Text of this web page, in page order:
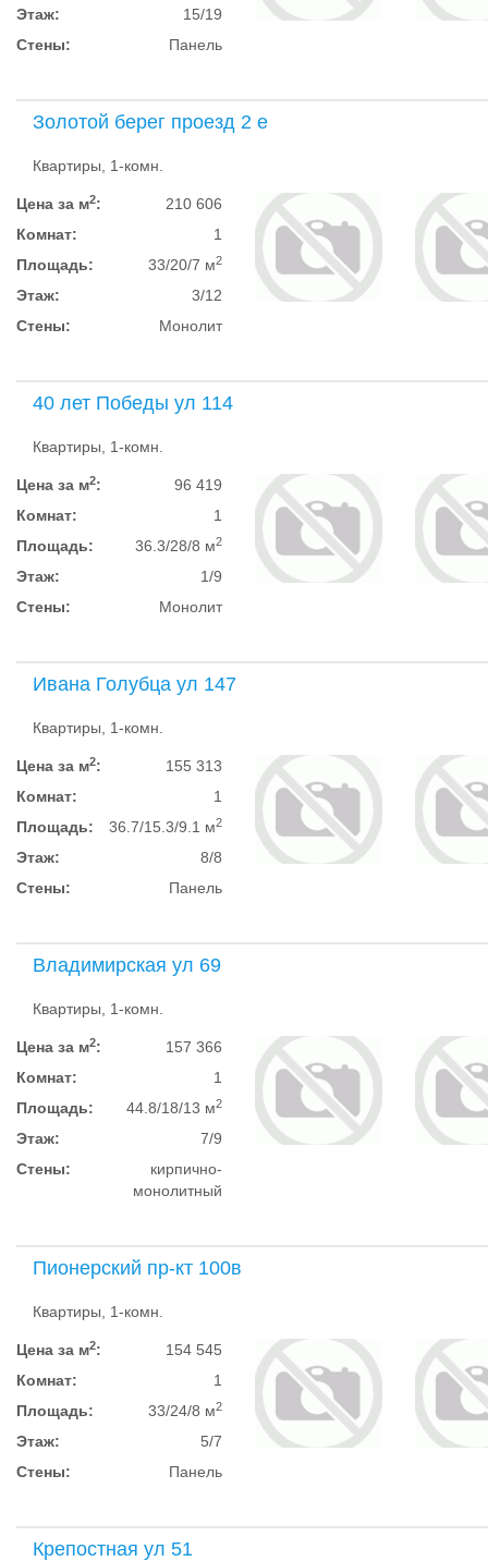
Этаж:
15/19
Стены:
Панель
Золотой берег проезд 2 е
Квартиры, 1-комн.
Цена за м2:
210 606
Комнат:
1
Площадь:
33/20/7 м2
Этаж:
3/12
Стены:
Монолит
40 лет Победы ул 114
Квартиры, 1-комн.
Цена за м2:
96 419
Комнат:
1
Площадь:
36.3/28/8 м2
Этаж:
1/9
Стены:
Монолит
Ивана Голубца ул 147
Квартиры, 1-комн.
Цена за м2:
155 313
Комнат:
1
Площадь:
36.7/15.3/9.1 м2
Этаж:
8/8
Стены:
Панель
Владимирская ул 69
Квартиры, 1-комн.
Цена за м2:
157 366
Комнат:
1
Площадь:
44.8/18/13 м2
Этаж:
7/9
Стены:
кирпично-
монолитный
Пионерский пр-кт 100в
Квартиры, 1-комн.
Цена за м2:
154 545
Комнат:
1
Площадь:
33/24/8 м2
Этаж:
5/7
Стены:
Панель
Крепостная ул 51